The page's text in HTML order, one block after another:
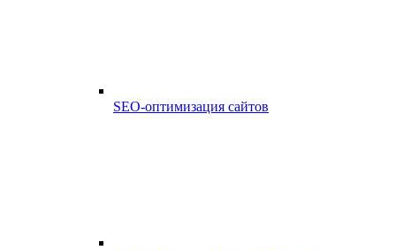
SEO-оптимизация сайтов